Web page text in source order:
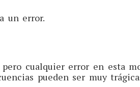
un error.
cualquier error en esta
pueden ser muy